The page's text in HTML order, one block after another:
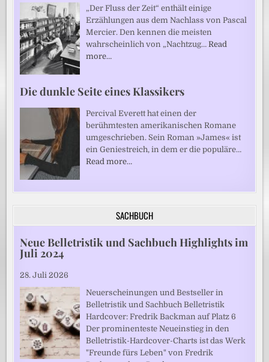
„Der Fluss der Zeit“ enthält einige
Erzählungen aus dem Nachlass von Pascal
Mercier. Den kennen die meisten
wahrscheinlich von „Nachtzug…Read
more…
Die dunkle Seite eines Klassikers
Percival Everett hat einen der
berühmtesten amerikanischen Romane
umgeschrieben. Sein Roman »James« ist
ein Geniestreich, in dem er die populäre…
Read more…
SACHBUCH
Neue Belletristik und Sachbuch Highlights im
Juli 2024
28. Juli 2026
Neuerscheinungen und Bestseller in
Belletristik und Sachbuch Belletristik
Hardcover: Fredrik Backman auf Platz 6
Der prominenteste Neueinstieg in den
Belletristik-Hardcover-Charts ist das Werk
"Freunde fürs Leben" von Fredrik